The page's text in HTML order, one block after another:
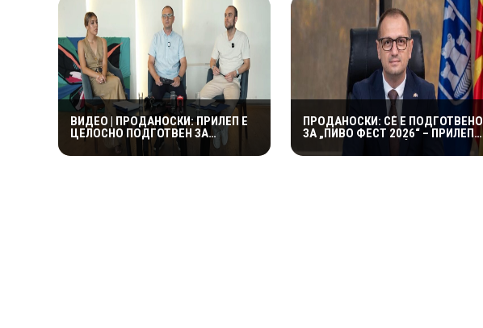
ВИДЕО | ПРОДАНОСКИ: ПРИЛЕП Е
ЦЕЛОСНО ПОДГОТВЕН ЗА
ПОЧЕТОКОТ НА 23. ПИВО ФЕСТ
ПРОДАНОСКИ: СÈ Е ПОДГОТВЕНО
ЗА „ПИВО ФЕСТ 2026“ – ПРИЛЕП
ЦЕНТАР НА ЗАБАВАТА